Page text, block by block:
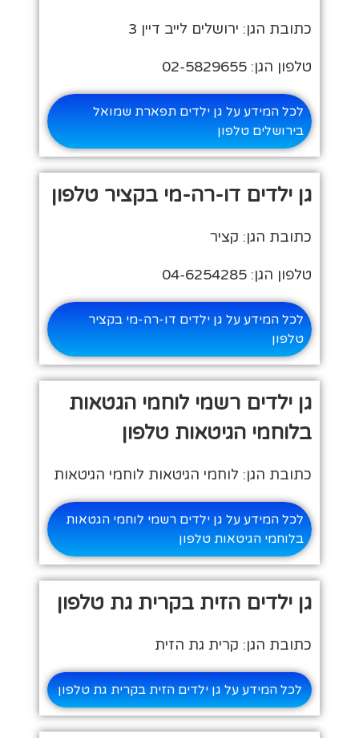
כתובת הגן: ירושלים לייב דיין 3
טלפון הגן: 02-5829655
לכל המידע על גן ילדים תפארת שמואל
בירושלים טלפון
גן ילדים דו-רה-מי בקציר טלפון
כתובת הגן: קציר
טלפון הגן: 04-6254285
לכל המידע על גן ילדים דו-רה-מי בקציר
טלפון
גן ילדים רשמי לוחמי הגטאות
בלוחמי הגיטאות טלפון
כתובת הגן: לוחמי הגיטאות לוחמי הגיטאות
לכל המידע על גן ילדים רשמי לוחמי הגטאות
בלוחמי הגיטאות טלפון
גן ילדים הזית בקרית גת טלפון
כתובת הגן: קרית גת הזית
לכל המידע על גן ילדים הזית בקרית גת טלפון